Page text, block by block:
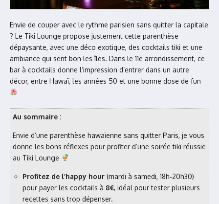
Envie de couper avec le rythme parisien sans quitter la capitale
? Le Tiki Lounge propose justement cette parenthèse
dépaysante, avec une déco exotique, des cocktails tiki et une
ambiance qui sent bon les îles. Dans le 11e arrondissement, ce
bar à cocktails donne l’impression d’entrer dans un autre
décor, entre Hawaï, les années 50 et une bonne dose de fun
Au sommaire :
Envie d’une parenthèse hawaïenne sans quitter Paris, je vous
donne les bons réflexes pour profiter d’une soirée tiki réussie
au Tiki Lounge
Profitez de l’happy hour (mardi à samedi, 18h‑20h30)
pour payer les cocktails à 8€, idéal pour tester plusieurs
recettes sans trop dépenser.